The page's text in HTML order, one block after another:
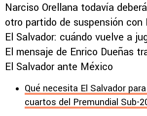
Narciso Orellana todavía
otro partido de suspensión con
El Salvador: cuándo vuelve a
El mensaje de Enrico Dueñas
El Salvador ante México
Qué necesita El Salvador
cuartos del Premundial Sub-